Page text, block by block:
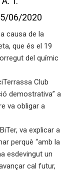
06/2020
causa de la
que és el 19
del químic
Club
demostrativa” a
va obligar a
va explicar a
perquè “amb la
esdevingut un
cal futur,